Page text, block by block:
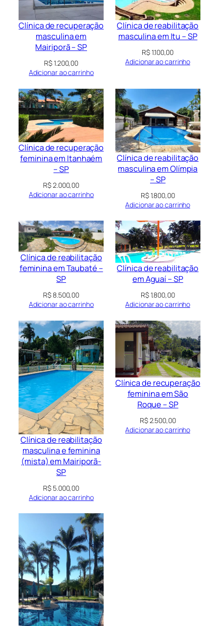
Clínica de recuperação
masculina em
Mairiporã – SP
R$1.200,00
Adicionar ao carrinho
Clínica de reabilitação
masculina em Itu – SP
R$1.100,00
Adicionar ao carrinho
Clínica de recuperação
feminina em Itanhaém
– SP
R$2.000,00
Adicionar ao carrinho
Clínica de reabilitação
masculina em Olímpia
– SP
R$1.800,00
Adicionar ao carrinho
Clínica de reabilitação
feminina em Taubaté –
SP
R$8.500,00
Adicionar ao carrinho
Clínica de reabilitação
em Aguaí – SP
R$1.800,00
Adicionar ao carrinho
Clínica de reabilitação
masculina e feminina
(mista) em Mairiporã-
SP
R$ 5.000,00
Adicionar ao carrinho
Clínica de recuperação
feminina em São
Roque – SP
R$2.500,00
Adicionar ao carrinho